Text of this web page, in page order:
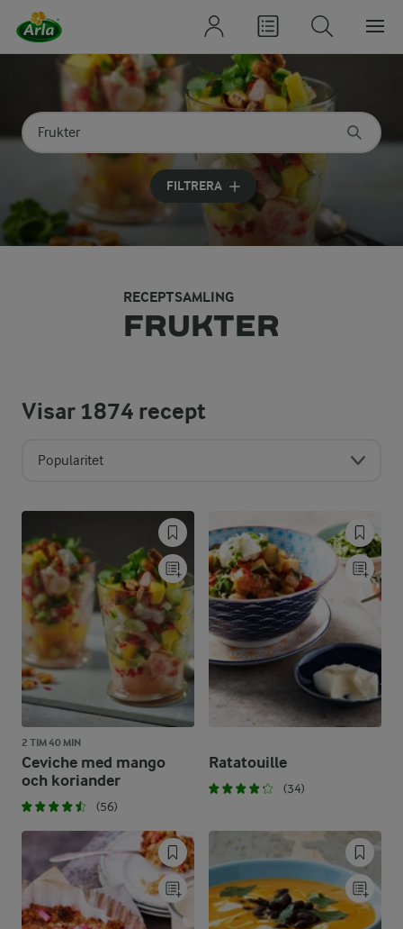
Sök på kategori eller ingrediens
Skriv in sökord för att få förslag
FILTRERA
RECEPTSAMLING
FRUKTER
Visar1874 recept
Popularitet
2 TIM 40 MIN
Ceviche med mango
och koriander
(56)
Ratatouille
(34)